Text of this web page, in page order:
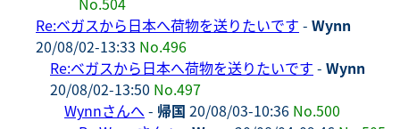
Re:ベガスから日本へ荷物を送りたいです - Wynn
20/08/02-13:33 No.496
Re:ベガスから日本へ荷物を送りたいです - Wynn
20/08/02-13:50 No.497
Wynnさんへ - 帰国 20/08/03-10:36 No.500